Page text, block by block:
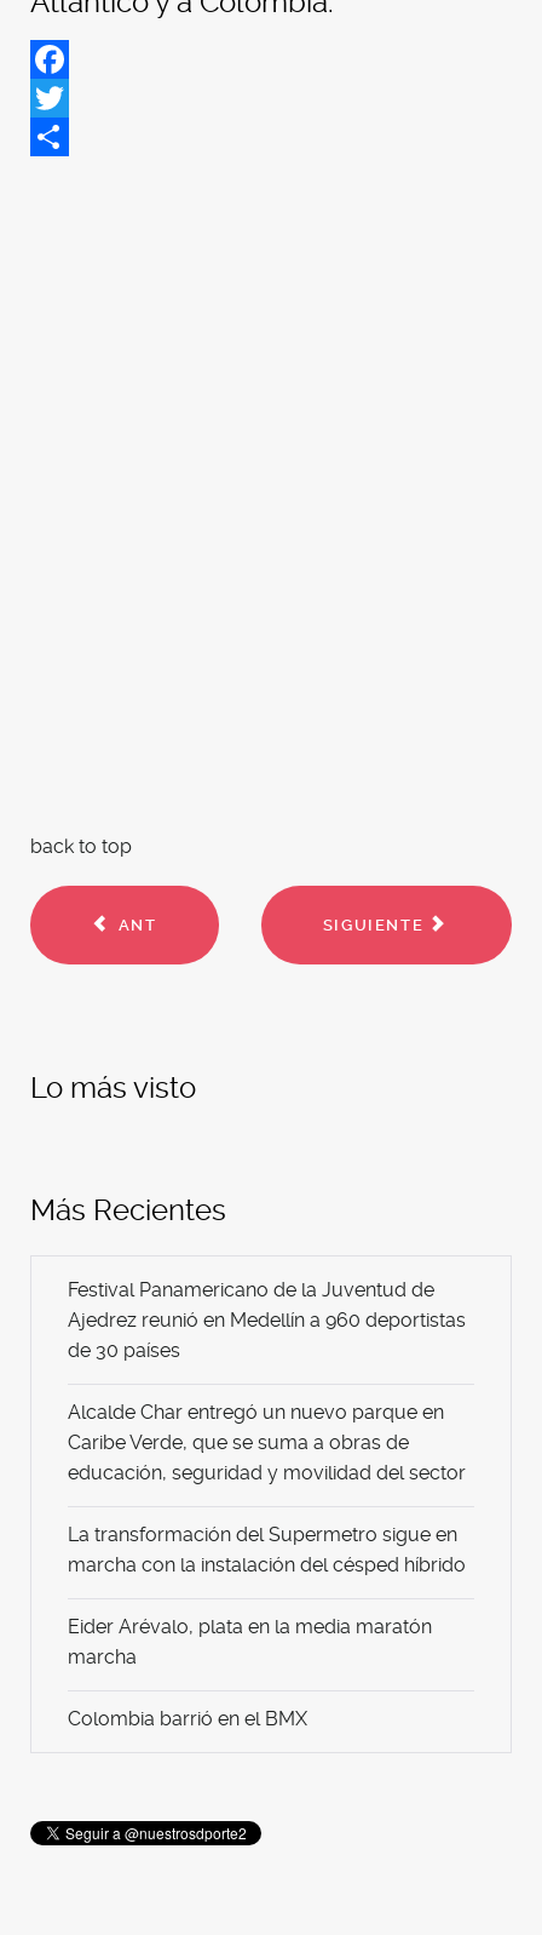
Facebook
Twitter
back to top
ANT SIGUIENTE
Lo más visto
Más Recientes
Festival Panamericano de la Juventud de
Ajedrez reunió en Medellín a 960 deportistas
de 30 países
Alcalde Char entregó un nuevo parque en
Caribe Verde, que se suma a obras de
educación, seguridad y movilidad del sector
La transformación del Supermetro sigue en
marcha con la instalación del césped híbrido
Eider Arévalo, plata en la media maratón
marcha
Colombia barrió en el BMX